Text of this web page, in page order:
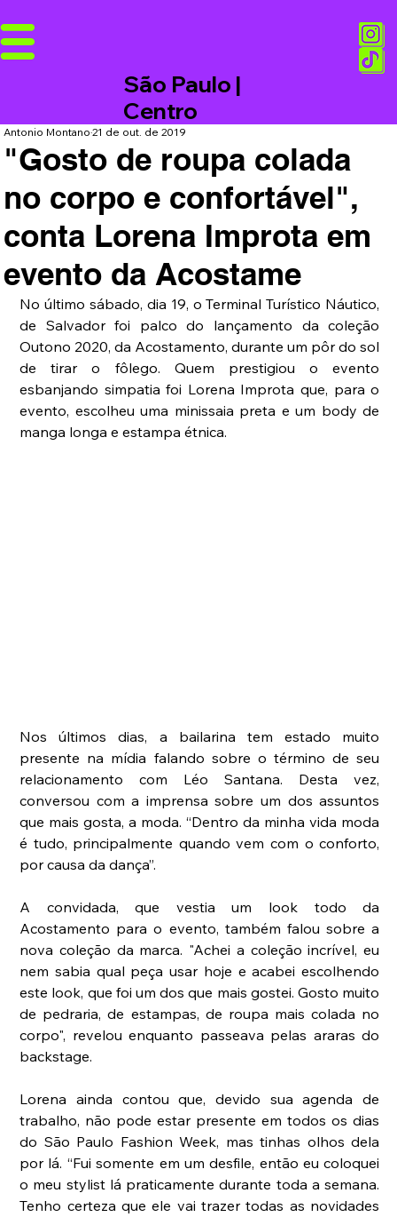
São Paulo |
Centro
"Gosto de roupa colada
no corpo e confortável",
conta Lorena Improta em
evento da Acostame
Antonio Montano21 de out. de 2019
No último sábado, dia 19, o Terminal Turístico Náutico,
de Salvador foi palco do lançamento da coleção
Outono 2020, da Acostamento, durante um pôr do sol
de tirar o fôlego. Quem prestigiou o evento
esbanjando simpatia foi Lorena Improta que, para o
evento, escolheu uma minissaia preta e um body de
manga longa e estampa étnica.
Nos últimos dias, a bailarina tem estado muito
presente na mídia falando sobre o término de seu
relacionamento com Léo Santana. Desta vez,
conversou com a imprensa sobre um dos assuntos
que mais gosta, a moda. “Dentro da minha vida moda
é tudo, principalmente quando vem com o conforto,
por causa da dança”.
A convidada, que vestia um look todo da
Acostamento para o evento, também falou sobre a
nova coleção da marca. "Achei a coleção incrível, eu
nem sabia qual peça usar hoje e acabei escolhendo
este look, que foi um dos que mais gostei. Gosto muito
de pedraria, de estampas, de roupa mais colada no
corpo", revelou enquanto passeava pelas araras do
backstage.
Lorena ainda contou que, devido sua agenda de
trabalho, não pode estar presente em todos os dias
do São Paulo Fashion Week, mas tinhas olhos dela
por lá. “Fui somente em um desfile, então eu coloquei
o meu stylist lá praticamente durante toda a semana.
Tenho certeza que ele vai trazer todas as novidades